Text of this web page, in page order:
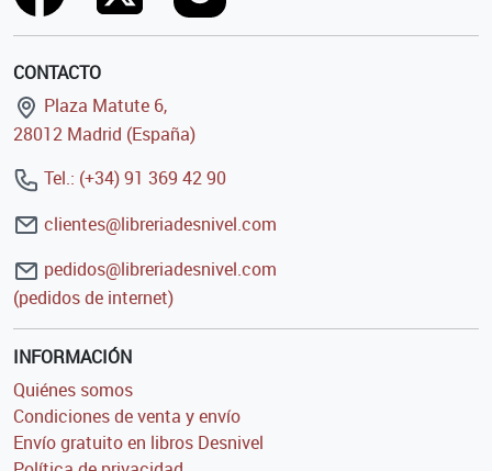
CONTACTO
Plaza Matute 6,
28012 Madrid (España)
Tel.: (+34) 91 369 42 90
clientes@libreriadesnivel.com
pedidos@libreriadesnivel.com
(pedidos de internet)
INFORMACIÓN
Quiénes somos
Condiciones de venta y envío
Envío gratuito en libros Desnivel